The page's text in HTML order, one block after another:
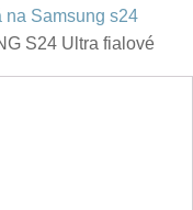
na Samsung s24
S24 Ultra fialové